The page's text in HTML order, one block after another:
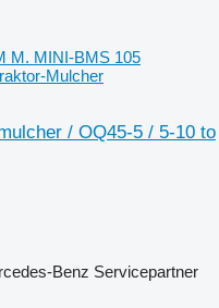
M. MINI-BMS 105
Mulcher
/ OQ45-5 / 5-10 to
Benz Servicepartner